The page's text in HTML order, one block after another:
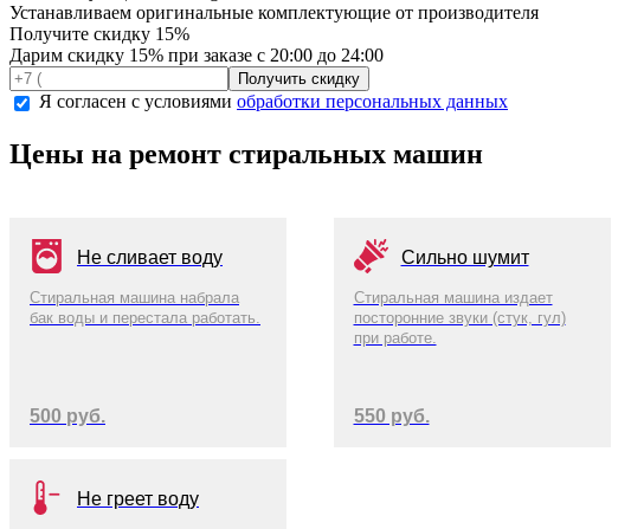
Устанавливаем оригинальные комплектующие от производителя
Получите скидку 15%
Дарим скидку 15% при заказе с 20:00 до 24:00
Я согласен с условиями обработки персональных данных
Цены на ремонт стиральных машин
Не сливает воду
Стиральная машина набрала
бак воды и перестала работать.
500 руб.
Сильно шумит
Стиральная машина издает
посторонние звуки (стук, гул)
при работе.
550 руб.
Не греет воду